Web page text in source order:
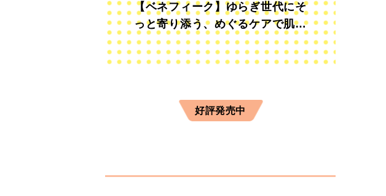
【ベネフィーク】ゆらぎ世代にそ
っと寄り添う、めぐるケアで肌も
心も前向きに
好評発売中